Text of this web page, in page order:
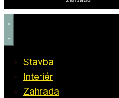
Stavba
Interiér
Zahrada